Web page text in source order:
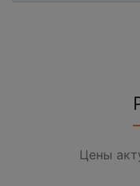
Цены